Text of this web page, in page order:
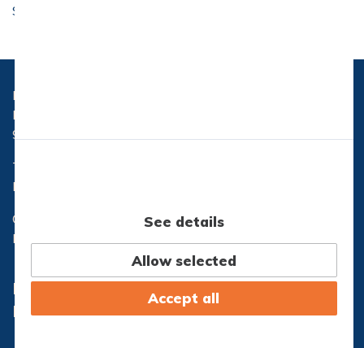
ScienceTalenter her.
Hasseris Gymnasium
Hasserisvej 300
9000 Aalborg
Telefon:
Email:
CVR nr.: 29553173
EAN nr.: 5798000557444
Lectio
IT-Support
See details
Allow selected
Accept all